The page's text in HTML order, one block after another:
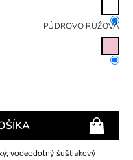
PÚDROVO RUŽOVÁ
vodeodolný šuštiakový